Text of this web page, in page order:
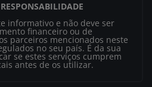
informativo e não deve ser
financeiro ou de
parceiros mencionados neste
no seu país. É da sua
se estes serviços cumprem
antes de os utilizar.